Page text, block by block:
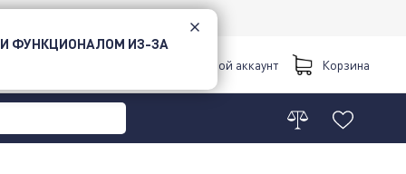
Мой аккаунт Корзина
ФУНКЦИОНАЛОМ ИЗ-ЗА